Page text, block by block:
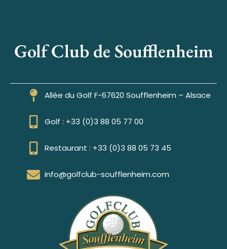
Golf Club de Soufflenheim
Allée du Golf F-67620 Soufflenheim – Alsace
Golf : +33 (0)3 88 05 77 00
Restaurant : +33 (0)3 88 05 73 45
info@golfclub-soufflenheim.com